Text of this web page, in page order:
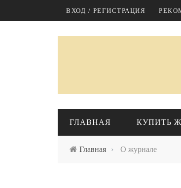
ВХОД / РЕГИСТРАЦИЯ
ГЛАВНАЯ КУПИТЬ
Главная › О журнале